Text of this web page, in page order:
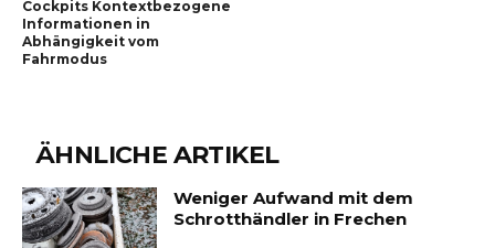
Cockpits Kontextbezogene
Informationen in
Abhängigkeit vom
Fahrmodus
ÄHNLICHE ARTIKEL
Weniger Aufwand mit dem
Schrotthändler in Frechen